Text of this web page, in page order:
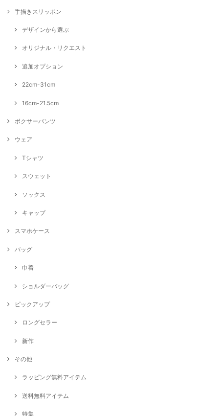
手描きスリッポン
デザインから選ぶ
オリジナル・リクエスト
追加オプション
22cm-31cm
16cm-21.5cm
ボクサーパンツ
ウェア
Tシャツ
スウェット
ソックス
キャップ
スマホケース
バッグ
巾着
ショルダーバッグ
ピックアップ
ロングセラー
新作
その他
ラッピング無料アイテム
送料無料アイテム
特集